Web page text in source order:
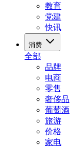
教育
党建
快讯
消费
全部
品牌
电商
零售
奢侈品
葡萄酒
旅游
价格
家电